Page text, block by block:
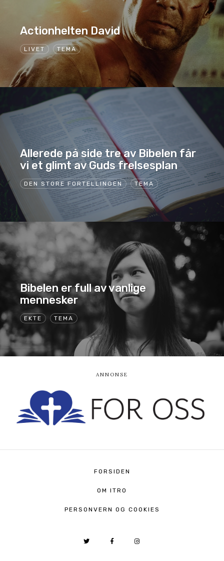
LIVET TEMA
Actionhelten David
DEN STORE FORTELLINGEN TEMA
Allerede på side tre av Bibelen får
vi et glimt av Guds frelsesplan
EKTE TEMA
Bibelen er full av vanlige
mennesker
FORSIDEN
OM ITRO
PERSONVERN OG COOKIES